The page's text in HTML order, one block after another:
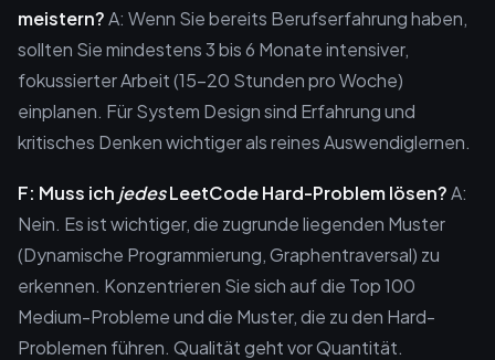
meistern?A: Wenn Sie bereits Berufserfahrung haben,
sollten Sie mindestens 3 bis 6 Monate intensiver,
fokussierter Arbeit (15–20 Stunden pro Woche)
einplanen. Für System Design sind Erfahrung und
kritisches Denken wichtiger als reines Auswendiglernen.
F: Muss ich jedesLeetCode Hard-Problem lösen?A:
Nein. Es ist wichtiger, die zugrunde liegenden Muster
(Dynamische Programmierung, Graphentraversal) zu
erkennen. Konzentrieren Sie sich auf die Top 100
Medium-Probleme und die Muster, die zu den Hard-
Problemen führen. Qualität geht vor Quantität.